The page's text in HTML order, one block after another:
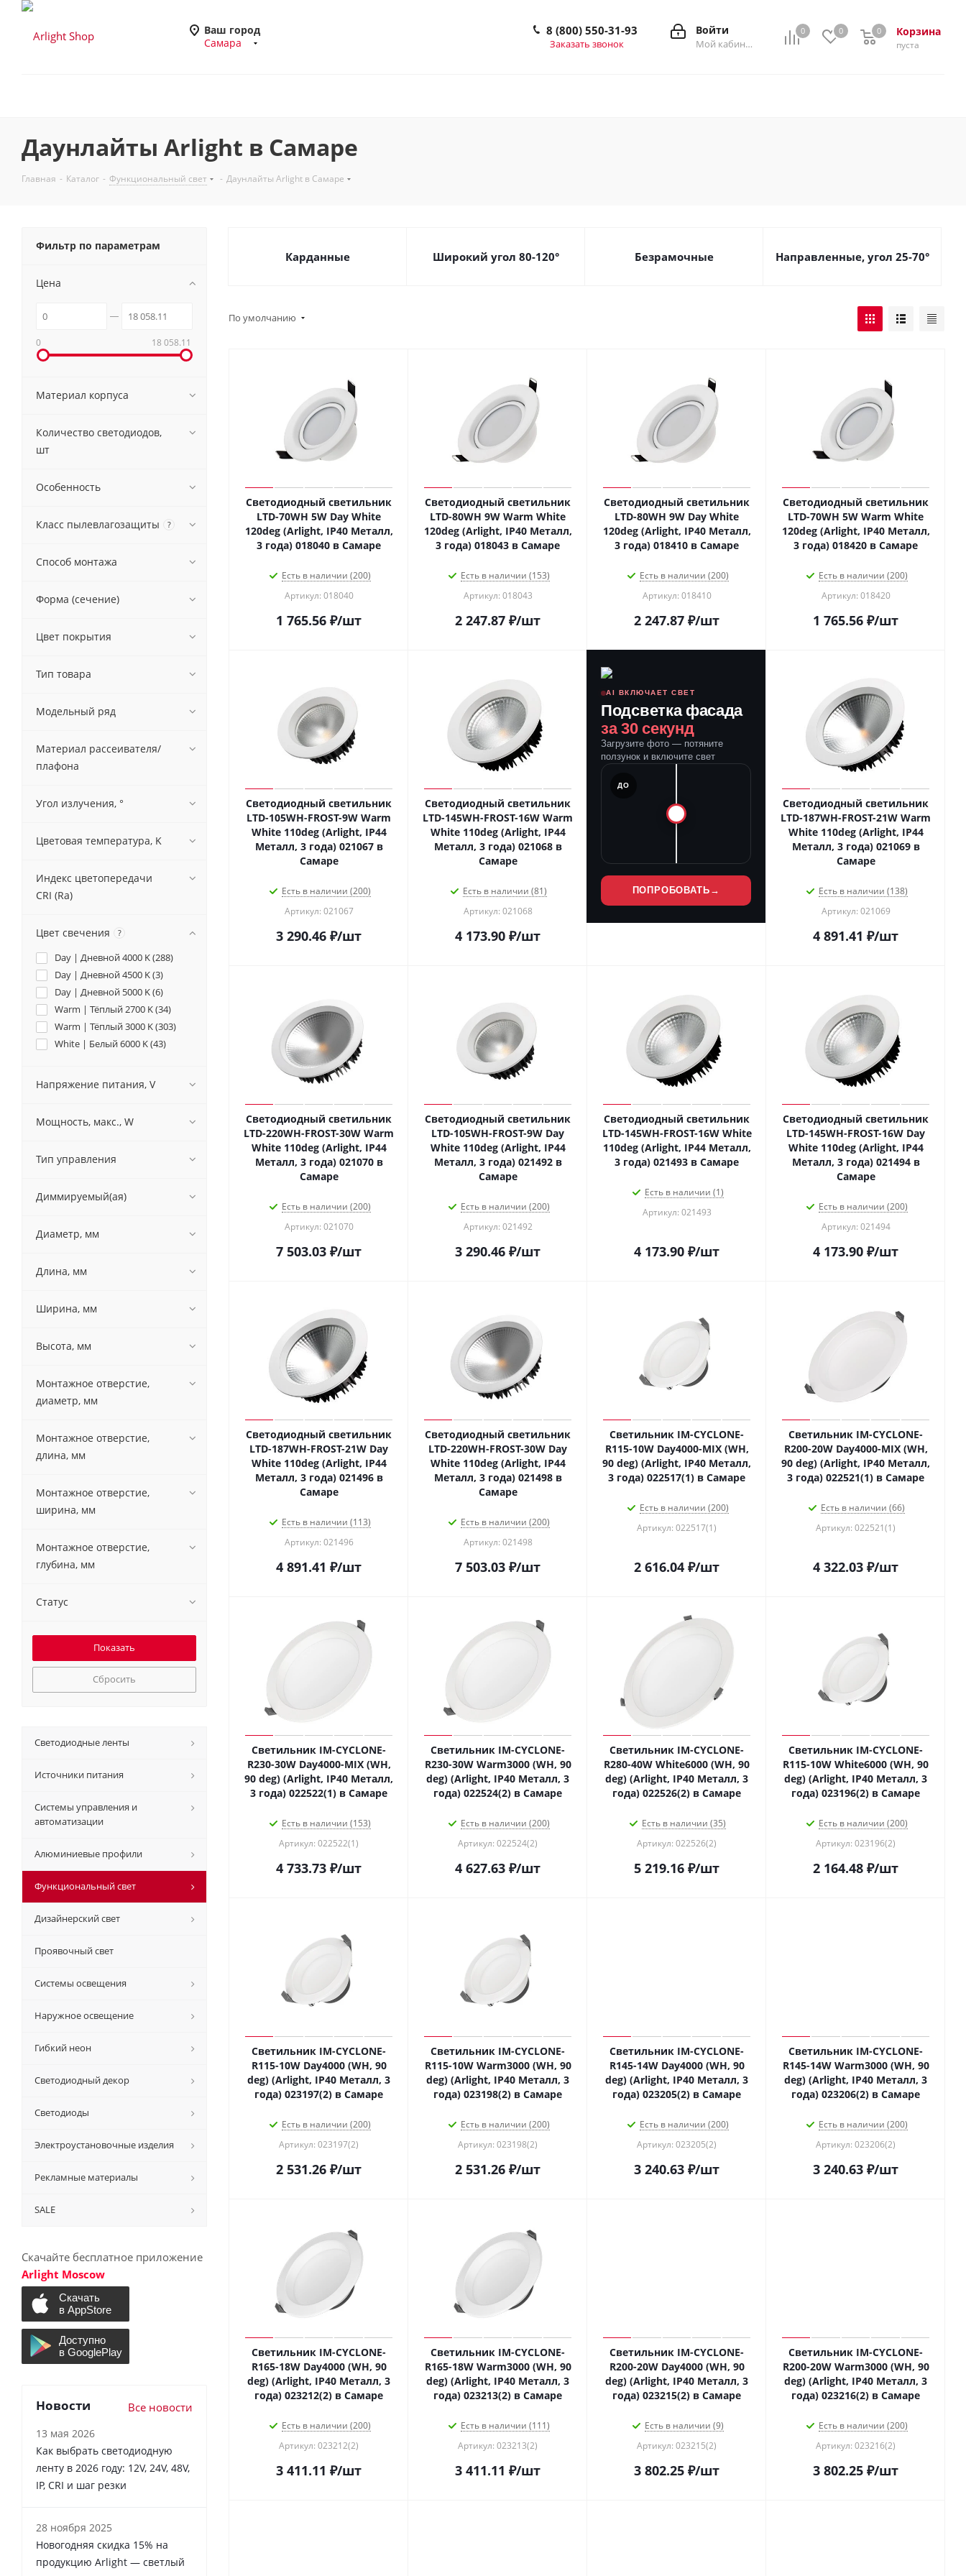
Ваш город
Самара
0 0 Корзина
0
пуста
0
Войти
Мой кабинет
8 (800) 550-31-93
Заказать звонок
Даунлайты Arlight в Самаре
Главная - Каталог - Функциональный свет - Даунлайты Arlight в Самаре
Карданные Широкий угол 80-120° Безрамочные Направленные, угол 25-70°
По умолчанию
Светодиодный светильник
LTD-70WH 5W Day White
120deg (Arlight, IP40 Металл,
3 года) 018040 в Самаре
Есть в наличии (200)
Артикул: 018040
1 765.56 ₽/шт
Светодиодный светильник
LTD-80WH 9W Warm White
120deg (Arlight, IP40 Металл,
3 года) 018043 в Самаре
Есть в наличии (153)
Артикул: 018043
2 247.87 ₽/шт
Светодиодный светильник
LTD-80WH 9W Day White
120deg (Arlight, IP40 Металл,
3 года) 018410 в Самаре
Есть в наличии (200)
Артикул: 018410
2 247.87 ₽/шт
Светодиодный светильник
LTD-70WH 5W Warm White
120deg (Arlight, IP40 Металл,
3 года) 018420 в Самаре
Есть в наличии (200)
Артикул: 018420
1 765.56 ₽/шт
Светодиодный светильник
LTD-105WH-FROST-9W Warm
White 110deg (Arlight, IP44
Металл, 3 года) 021067 в
Самаре
Есть в наличии (200)
Артикул: 021067
3 290.46 ₽/шт
Светодиодный светильник
LTD-145WH-FROST-16W Warm
White 110deg (Arlight, IP44
Металл, 3 года) 021068 в
Самаре
Есть в наличии (81)
Артикул: 021068
4 173.90 ₽/шт
AI ВКЛЮЧАЕТ СВЕТ
Подсветка фасада
за 30 секунд
Загрузите фото — потяните
ползунок и включите свет
ДО
ПОПРОБОВАТЬ →
Светодиодный светильник
LTD-187WH-FROST-21W Warm
White 110deg (Arlight, IP44
Металл, 3 года) 021069 в
Самаре
Есть в наличии (138)
Артикул: 021069
4 891.41 ₽/шт
Светодиодный светильник
LTD-220WH-FROST-30W Warm
White 110deg (Arlight, IP44
Металл, 3 года) 021070 в
Самаре
Есть в наличии (200)
Артикул: 021070
7 503.03 ₽/шт
Светодиодный светильник
LTD-105WH-FROST-9W Day
White 110deg (Arlight, IP44
Металл, 3 года) 021492 в
Самаре
Есть в наличии (200)
Артикул: 021492
3 290.46 ₽/шт
Светодиодный светильник
LTD-145WH-FROST-16W White
110deg (Arlight, IP44 Металл,
3 года) 021493 в Самаре
Есть в наличии (1)
Артикул: 021493
4 173.90 ₽/шт
Светодиодный светильник
LTD-145WH-FROST-16W Day
White 110deg (Arlight, IP44
Металл, 3 года) 021494 в
Самаре
Есть в наличии (200)
Артикул: 021494
4 173.90 ₽/шт
Светодиодный светильник
LTD-187WH-FROST-21W Day
White 110deg (Arlight, IP44
Металл, 3 года) 021496 в
Самаре
Есть в наличии (113)
Артикул: 021496
4 891.41 ₽/шт
Светодиодный светильник
LTD-220WH-FROST-30W Day
White 110deg (Arlight, IP44
Металл, 3 года) 021498 в
Самаре
Есть в наличии (200)
Артикул: 021498
7 503.03 ₽/шт
Светильник IM-CYCLONE-
R115-10W Day4000-MIX (WH,
90 deg) (Arlight, IP40 Металл,
3 года) 022517(1) в Самаре
Есть в наличии (200)
Артикул: 022517(1)
2 616.04 ₽/шт
Светильник IM-CYCLONE-
R200-20W Day4000-MIX (WH,
90 deg) (Arlight, IP40 Металл,
3 года) 022521(1) в Самаре
Есть в наличии (66)
Артикул: 022521(1)
4 322.03 ₽/шт
Светильник IM-CYCLONE-
R230-30W Day4000-MIX (WH,
90 deg) (Arlight, IP40 Металл,
3 года) 022522(1) в Самаре
Есть в наличии (153)
Артикул: 022522(1)
4 733.73 ₽/шт
Светильник IM-CYCLONE-
R230-30W Warm3000 (WH, 90
deg) (Arlight, IP40 Металл, 3
года) 022524(2) в Самаре
Есть в наличии (200)
Артикул: 022524(2)
4 627.63 ₽/шт
Светильник IM-CYCLONE-
R280-40W White6000 (WH, 90
deg) (Arlight, IP40 Металл, 3
года) 022526(2) в Самаре
Есть в наличии (35)
Артикул: 022526(2)
5 219.16 ₽/шт
Светильник IM-CYCLONE-
R115-10W White6000 (WH, 90
deg) (Arlight, IP40 Металл, 3
года) 023196(2) в Самаре
Есть в наличии (200)
Артикул: 023196(2)
2 164.48 ₽/шт
Светильник IM-CYCLONE-
R115-10W Day4000 (WH, 90
deg) (Arlight, IP40 Металл, 3
года) 023197(2) в Самаре
Есть в наличии (200)
Артикул: 023197(2)
2 531.26 ₽/шт
Светильник IM-CYCLONE-
R115-10W Warm3000 (WH, 90
deg) (Arlight, IP40 Металл, 3
года) 023198(2) в Самаре
Есть в наличии (200)
Артикул: 023198(2)
2 531.26 ₽/шт
Светильник IM-CYCLONE-
R145-14W Day4000 (WH, 90
deg) (Arlight, IP40 Металл, 3
года) 023205(2) в Самаре
Есть в наличии (200)
Артикул: 023205(2)
3 240.63 ₽/шт
Светильник IM-CYCLONE-
R145-14W Warm3000 (WH, 90
deg) (Arlight, IP40 Металл, 3
года) 023206(2) в Самаре
Есть в наличии (200)
Артикул: 023206(2)
3 240.63 ₽/шт
Светильник IM-CYCLONE-
R165-18W Day4000 (WH, 90
deg) (Arlight, IP40 Металл, 3
года) 023212(2) в Самаре
Есть в наличии (200)
Артикул: 023212(2)
3 411.11 ₽/шт
Светильник IM-CYCLONE-
R165-18W Warm3000 (WH, 90
deg) (Arlight, IP40 Металл, 3
года) 023213(2) в Самаре
Есть в наличии (111)
Артикул: 023213(2)
3 411.11 ₽/шт
Светильник IM-CYCLONE-
R200-20W Day4000 (WH, 90
deg) (Arlight, IP40 Металл, 3
года) 023215(2) в Самаре
Есть в наличии (9)
Артикул: 023215(2)
3 802.25 ₽/шт
Светильник IM-CYCLONE-
R200-20W Warm3000 (WH, 90
deg) (Arlight, IP40 Металл, 3
года) 023216(2) в Самаре
Есть в наличии (200)
Артикул: 023216(2)
3 802.25 ₽/шт
Фильтр по параметрам
Цена
0 18 058.11
Материал корпуса
Количество светодиодов,
шт
Особенность
Класс пылевлагозащиты ?
Способ монтажа
Форма (сечение)
Цвет покрытия
Тип товара
Модельный ряд
Материал рассеивателя/
плафона
Угол излучения, °
Цветовая температура, K
Индекс цветопередачи
CRI (Ra)
Цвет свечения ?
Day | Дневной 4000 K (288)
Day | Дневной 4500 K (3)
Day | Дневной 5000 K (6)
Warm | Тёплый 2700 K (34)
Warm | Тёплый 3000 K (303)
White | Белый 6000 K (43)
Напряжение питания, V
Мощность, макс., W
Тип управления
Диммируемый(ая)
Диаметр, мм
Длина, мм
Ширина, мм
Высота, мм
Монтажное отверстие,
диаметр, мм
Монтажное отверстие,
длина, мм
Монтажное отверстие,
ширина, мм
Монтажное отверстие,
глубина, мм
Статус
Сбросить
Светодиодные ленты
Источники питания
Системы управления и
автоматизации
Алюминиевые профили
Функциональный свет
Дизайнерский свет
Проявочный свет
Системы освещения
Наружное освещение
Гибкий неон
Светодиодный декор
Светодиоды
Электроустановочные изделия
Рекламные материалы
SALE
Скачайте бесплатное приложение
Arlight Moscow
Новости Все новости
13 мая 2026
Как выбрать светодиодную
ленту в 2026 году: 12V, 24V, 48V,
IP, CRI и шаг резки
28 ноября 2025
Новогодняя скидка 15% на
продукцию Arlight — светлый